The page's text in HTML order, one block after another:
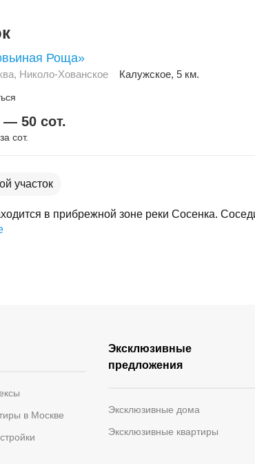
Роща»
, Николо-Хованское Калужское, 5 км.
— 50 сот.
за сот.
участок
в прибрежной зоне реки Сосенка.
в Москве
Эксклюзивные
предложения
Эксклюзивные дома
Эксклюзивные квартиры